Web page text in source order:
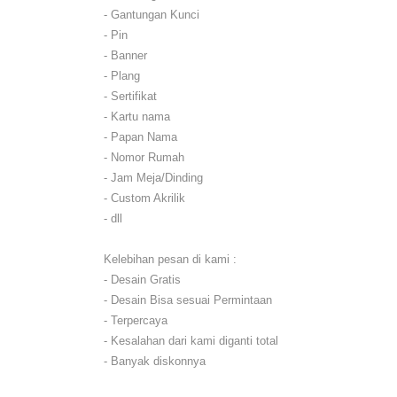
- Gantungan Kunci
- Pin
- Banner
- Plang
- Sertifikat
- Kartu nama
- Papan Nama
- Nomor Rumah
- Jam Meja/Dinding
- Custom Akrilik
- dll
Kelebihan pesan di kami :
- Desain Gratis
- Desain Bisa sesuai Permintaan
- Terpercaya
- Kesalahan dari kami diganti total
- Banyak diskonnya